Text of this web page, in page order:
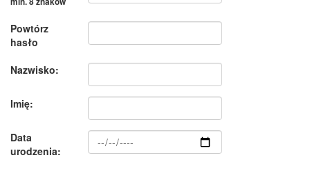
Powtórz
hasło
Nazwisko:
Imię:
Data
urodzenia: